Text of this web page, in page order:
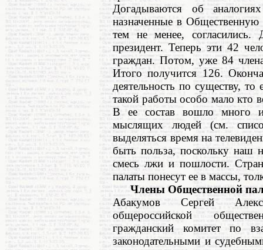
Догадываются об
назначенные в
тем не менее,
президент. Теперь эти 42
граждан. Потом, уже 84
Итого получится 126.
деятельность по существу,
такой работы особо мало кто
В ее состав вошло много
мыслящих людей (см.
выделяться время на
быть польза, поскольку наш
смесь лжи и пошлости.
палаты понесут ее в массы,
Члены Общественной
Абакумов Сергей
общероссийской
гражданский комитет по
законодательными и